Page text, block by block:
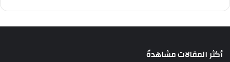
أكثر المقالات مشاهدةً